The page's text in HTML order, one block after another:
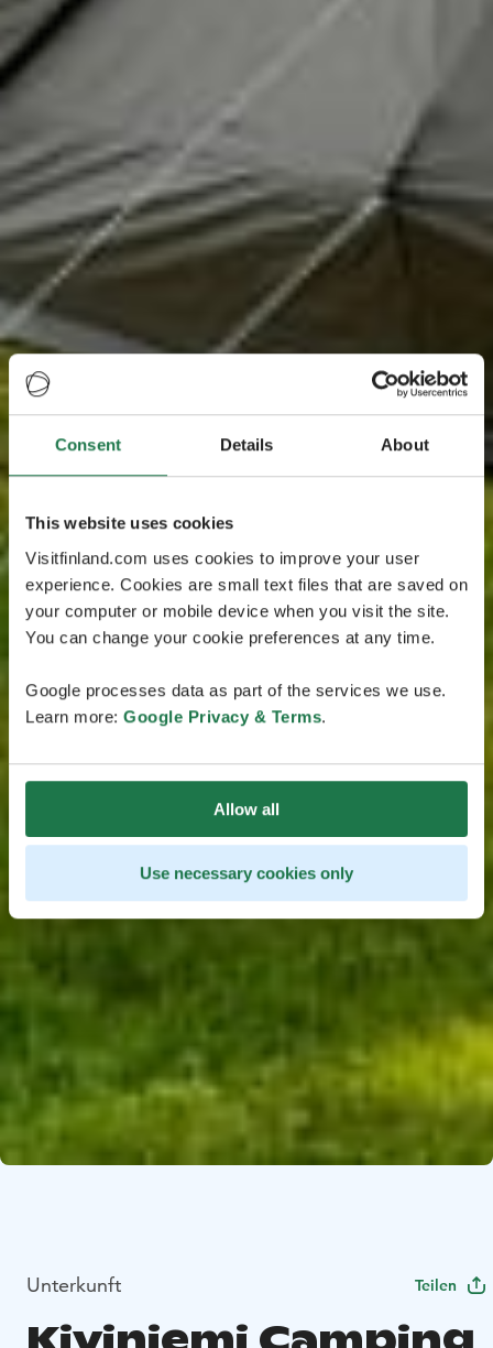
Consent Details About
This website uses cookies
Visitfinland.com uses cookies to improve your user
experience. Cookies are small text files that are saved on
your computer or mobile device when you visit the site.
You can change your cookie preferences at any time.
Google processes data as part of the services we use.
Learn more: Google Privacy & Terms.
Allow all
Use necessary cookies only
Unterkunft Teilen